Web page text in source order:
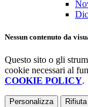
Nessun contenuto da
Questo sito o gli
cookie necessari al
COOKIE POLICY.
Personalizza